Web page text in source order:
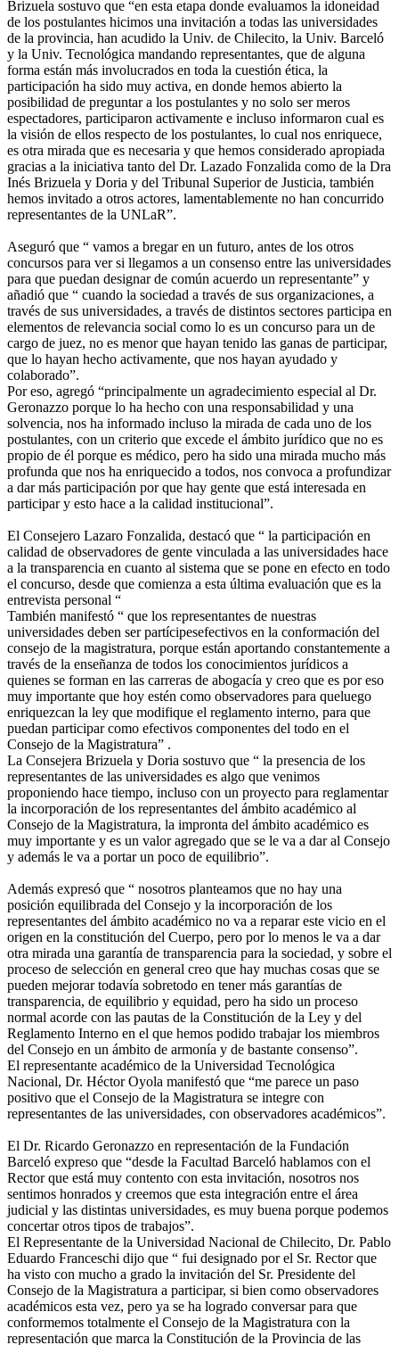
Brizuela sostuvo que “en esta etapa donde evaluamos la idoneidad
de los postulantes hicimos una invitación a todas las universidades
de la provincia, han acudido la Univ. de Chilecito, la Univ. Barceló
y la Univ. Tecnológica mandando representantes, que de alguna
forma están más involucrados en toda la cuestión ética, la
participación ha sido muy activa, en donde hemos abierto la
posibilidad de preguntar a los postulantes y no solo ser meros
espectadores, participaron activamente e incluso informaron cual es
la visión de ellos respecto de los postulantes, lo cual nos enriquece,
es otra mirada que es necesaria y que hemos considerado apropiada
gracias a la iniciativa tanto del Dr. Lazado Fonzalida como de la Dra
Inés Brizuela y Doria y del Tribunal Superior de Justicia, también
hemos invitado a otros actores, lamentablemente no han concurrido
representantes de la UNLaR”.
Aseguró que “ vamos a bregar en un futuro, antes de los otros
concursos para ver si llegamos a un consenso entre las universidades
para que puedan designar de común acuerdo un representante” y
añadió que “ cuando la sociedad a través de sus organizaciones, a
través de sus universidades, a través de distintos sectores participa en
elementos de relevancia social como lo es un concurso para un de
cargo de juez, no es menor que hayan tenido las ganas de participar,
que lo hayan hecho activamente, que nos hayan ayudado y
colaborado”.
Por eso, agregó “principalmente un agradecimiento especial al Dr.
Geronazzo porque lo ha hecho con una responsabilidad y una
solvencia, nos ha informado incluso la mirada de cada uno de los
postulantes, con un criterio que excede el ámbito jurídico que no es
propio de él porque es médico, pero ha sido una mirada mucho más
profunda que nos ha enriquecido a todos, nos convoca a profundizar
a dar más participación por que hay gente que está interesada en
participar y esto hace a la calidad institucional”.
El Consejero Lazaro Fonzalida, destacó que “ la participación en
calidad de observadores de gente vinculada a las universidades hace
a la transparencia en cuanto al sistema que se pone en efecto en todo
el concurso, desde que comienza a esta última evaluación que es la
entrevista personal “
También manifestó “ que los representantes de nuestras
universidades deben ser partícipesefectivos en la conformación del
consejo de la magistratura, porque están aportando constantemente a
través de la enseñanza de todos los conocimientos jurídicos a
quienes se forman en las carreras de abogacía y creo que es por eso
muy importante que hoy estén como observadores para queluego
enriquezcan la ley que modifique el reglamento interno, para que
puedan participar como efectivos componentes del todo en el
Consejo de la Magistratura” .
La Consejera Brizuela y Doria sostuvo que “ la presencia de los
representantes de las universidades es algo que venimos
proponiendo hace tiempo, incluso con un proyecto para reglamentar
la incorporación de los representantes del ámbito académico al
Consejo de la Magistratura, la impronta del ámbito académico es
muy importante y es un valor agregado que se le va a dar al Consejo
y además le va a portar un poco de equilibrio”.
Además expresó que “ nosotros planteamos que no hay una
posición equilibrada del Consejo y la incorporación de los
representantes del ámbito académico no va a reparar este vicio en el
origen en la constitución del Cuerpo, pero por lo menos le va a dar
otra mirada una garantía de transparencia para la sociedad, y sobre el
proceso de selección en general creo que hay muchas cosas que se
pueden mejorar todavía sobretodo en tener más garantías de
transparencia, de equilibrio y equidad, pero ha sido un proceso
normal acorde con las pautas de la Constitución de la Ley y del
Reglamento Interno en el que hemos podido trabajar los miembros
del Consejo en un ámbito de armonía y de bastante consenso”.
El representante académico de la Universidad Tecnológica
Nacional, Dr. Héctor Oyola manifestó que “me parece un paso
positivo que el Consejo de la Magistratura se integre con
representantes de las universidades, con observadores académicos”.
El Dr. Ricardo Geronazzo en representación de la Fundación
Barceló expreso que “desde la Facultad Barceló hablamos con el
Rector que está muy contento con esta invitación, nosotros nos
sentimos honrados y creemos que esta integración entre el área
judicial y las distintas universidades, es muy buena porque podemos
concertar otros tipos de trabajos”.
El Representante de la Universidad Nacional de Chilecito, Dr. Pablo
Eduardo Franceschi dijo que “ fui designado por el Sr. Rector que
ha visto con mucho a grado la invitación del Sr. Presidente del
Consejo de la Magistratura a participar, si bien como observadores
académicos esta vez, pero ya se ha logrado conversar para que
conformemos totalmente el Consejo de la Magistratura con la
representación que marca la Constitución de la Provincia de las